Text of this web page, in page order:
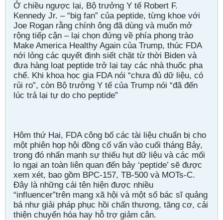
Ở chiều ngược lại, Bộ trưởng Y tế Robert F.
Kennedy Jr. – “big fan” của peptide, từng khoe với
Joe Rogan rằng chính ông đã dùng và muốn mở
rộng tiếp cận – lại chọn đứng về phía phong trào
Make America Healthy Again của Trump, thúc FDA
nới lỏng các quyết định siết chặt từ thời Biden và
đưa hàng loạt peptide trở lại tay các nhà thuốc pha
chế. Khi khoa học gia FDA nói “chưa đủ dữ liệu, có
rủi ro”, còn Bộ trưởng Y tế của Trump nói “đã đến
lúc trả lại tự do cho peptide”
Hôm thứ Hai, FDA công bố các tài liệu chuẩn bị cho
một phiên họp hội đồng cố vấn vào cuối tháng Bảy,
trong đó nhấn mạnh sự thiếu hụt dữ liệu và các mối
lo ngại an toàn liên quan đến bảy ‘peptide’ sẽ được
xem xét, bao gồm BPC‑157, TB‑500 và MOTs‑C.
Đây là những cái tên hiện được nhiều
“influencer”trên mạng xã hội và một số bác sĩ quảng
bá như giải pháp phục hồi chấn thương, tăng cơ, cải
thiện chuyển hóa hay hỗ trợ giảm cân.